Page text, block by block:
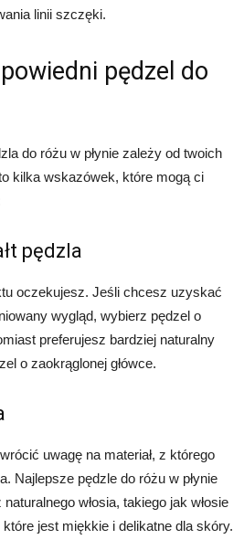
linii szczęki.
pędzel do
do różu w płynie zależy od twoich
kilka wskazówek, które mogą ci
pędzla
oczekujesz. Jeśli chcesz uzyskać
wygląd, wybierz pędzel o
preferujesz bardziej naturalny
o zaokrąglonej główce.
uwagę na materiał, z którego
Najlepsze pędzle do różu w płynie
włosia, takiego jak włosie
jest miękkie i delikatne dla skóry.